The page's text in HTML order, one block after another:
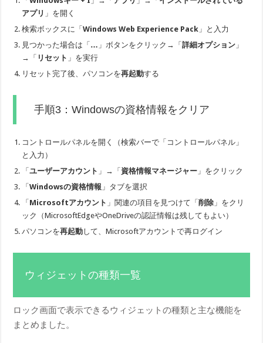
アプリ 」を開く
検索ボックスに「Windows Web Experience Pack 」と入力
見つかった場合は「… 」ボタンをクリック→「詳細オプション 」
→「 リセット 」を実行
リセット完了後、パソコンを再起動する
手順3：Windowsの資格情報をクリア
コントロールパネルを開く（検索バーで「コントロールパネル」
と入力）
「ユーザーアカウント 」→「資格情報マネージャー 」をクリック
「Windowsの資格情報 」タブを選択
「Microsoftアカウント 」関連の項目を見つけて「削除 」をクリ
ック（MicrosoftEdgeやOneDriveの認証情報は残してもよい）
パソコンを再起動して、Microsoftアカウントで再ログイン
ウィジェットの種類一覧
ロック画面で表示できるウィジェットの種類と主な機能を
まとめました。